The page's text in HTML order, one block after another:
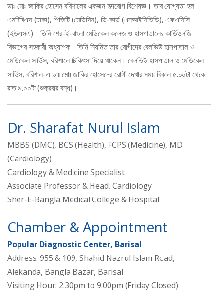
ডাঃ মোঃ জাকির হোসেন বরিশালের একজন হৃদরোগ বিশেষজ্ঞ। তার যোগ্যতা হল
এমবিবিএস (ঢাকা), পিজিটি (মেডিসিন), ডি-কার্ড (এনআইসিভিডি), এফএসিসি
(ইউএসএ)। তিনি শের-ই-বাংলা মেডিকেল কলেজ ও হাসপাতালের কার্ডিওলজি
বিভাগের সহকারী অধ্যাপক। তিনি নিয়মিত তার রোগীদের বেলভিউ হাসপাতাল ও
মেডিকেল সার্ভিস, বরিশালে চিকিৎসা দিয়ে থাকেন। বেলভিউ হাসপাতাল ও মেডিকেল
সার্ভিস, বরিশাল-এ ডাঃ মোঃ জাকির হোসেনের রোগী দেখার সময় বিকাল ৫.০০টা থেকে
রাত ৯.০০টা (শুক্রবার বন্ধ)।
Dr. Sharafat Nurul Islam
MBBS (DMC), BCS (Health), FCPS (Medicine), MD
(Cardiology)
Cardiology & Medicine Specialist
Associate Professor & Head, Cardiology
Sher-E-Bangla Medical College & Hospital
Chamber & Appointment
Popular Diagnostic Center, Barisal
Address: 955 & 109, Shahid Nazrul Islam Road,
Alekanda, Bangla Bazar, Barisal
Visiting Hour: 2.30pm to 9.00pm (Friday Closed)